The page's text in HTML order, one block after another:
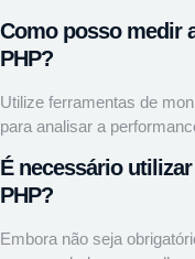
Como posso medir
PHP?
Utilize ferramentas de
para analisar a
É necessário
PHP?
Embora não seja